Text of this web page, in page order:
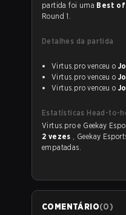
partida foi uma Best
Round 1.
Detalhes da partida
Virtus.pro venceu o
Virtus.pro venceu o
Virtus.pro venceu o
Estatísticas Head-to-
2 vezes , Geekay
empatadas.
COMENTÁRIO(0)